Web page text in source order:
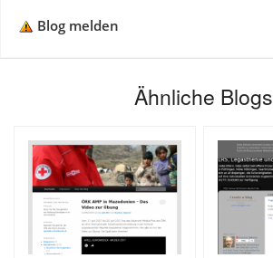
Blog melden
Ähnliche Blogs